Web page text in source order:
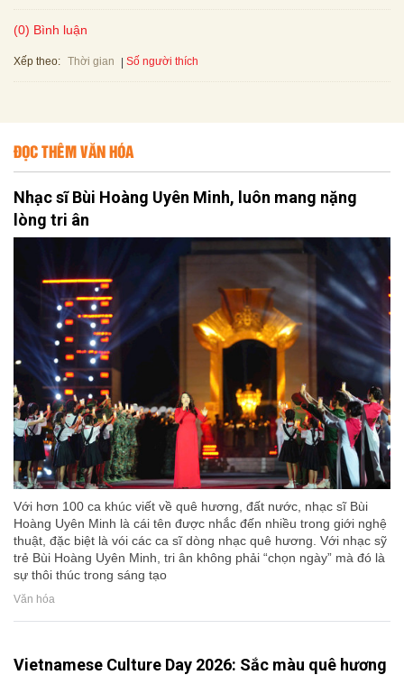
(0) Bình luận
Xếp theo: Thời gian Số người thích
ĐỌC THÊM VĂN HÓA
Nhạc sĩ Bùi Hoàng Uyên Minh, luôn mang nặng
lòng tri ân
Với hơn 100 ca khúc viết về quê hương, đất nước, nhạc sĩ Bùi
Hoàng Uyên Minh là cái tên được nhắc đến nhiều trong giới nghệ
thuật, đặc biệt là vói các ca sĩ dòng nhạc quê hương. Với nhạc sỹ
trẻ Bùi Hoàng Uyên Minh, tri ân không phải “chọn ngày” mà đó là
sự thôi thúc trong sáng tạo
Văn hóa
Vietnamese Culture Day 2026: Sắc màu quê hương